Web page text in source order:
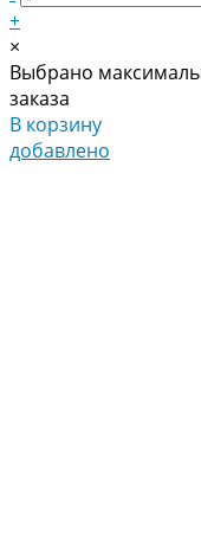
+
×
Выбрано
заказа
В корзину
добавлено